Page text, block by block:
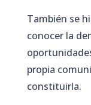
También se
conocer la
propia
constituirla.